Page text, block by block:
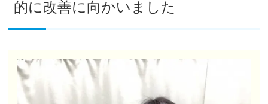
的に改善に向かいました